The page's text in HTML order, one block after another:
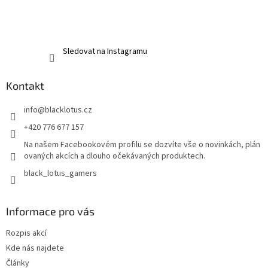
Sledovat na Instagramu
Kontakt
info@blacklotus.cz
+420 776 677 157
Na našem Facebookovém profilu se dozvíte vše o novinkách, plán
ovaných akcích a dlouho očekávaných produktech.
black_lotus_gamers
Informace pro vás
Rozpis akcí
Kde nás najdete
Články